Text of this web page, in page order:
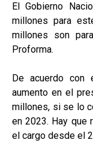
El Gobierno
millones para
millones son
Proforma.
De acuerdo con
aumento en el
millones, si se lo
en 2023. Hay que
el cargo desde el